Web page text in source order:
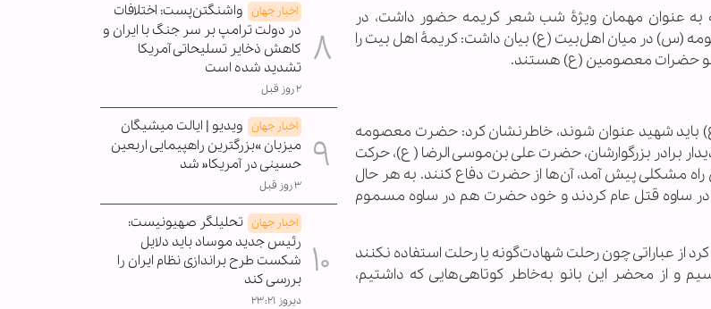
به عنوان مهمان ویژۀ شب شعر کریمه حضور داشت، در
(س) در میان اهل‌بیت (ع) بیان داشت: کریمۀ اهل بیت را
تلو حضرات معصومین (ع) هستند.
(ع) باید شهید عنوان شوند، خاطرنشان کرد: حضرت معصومه
برادر بزرگوارشان، حضرت علی بن‌موسی الرضا ( ع)، حرکت
راه مشکلی پیش آمد، آن‌ها از حضرت دفاع کنند. به هر حال
ساوه قتل عام کردند و خود حضرت هم در ساوه مسموم
از عباراتی چون رحلت شهادت‌گونه یا رحلت استفاده نکنند
و از محضر این بانو به‌خاطر کوتاهی‌هایی که داشتیم،
اخبار جهان واشنگتن‌پست: اختلافات
در دولت ترامپ بر سر جنگ با ایران و
کاهش ذخایر تسلیحاتی آمریکا
تشدید شده است
۲ روز قبل
اخبار جهان ویدیو | ایالت میشیگان
میزبان »بزرگترین راهپیمایی اربعین
حسینی در آمریکا« شد
۳ روز قبل
اخبار جهان تحلیلگر صهیونیست:
رئیس جدید موساد باید دلایل
شکست طرح براندازی نظام ایران را
بررسی کند
دیروز ۲۳:۲۱